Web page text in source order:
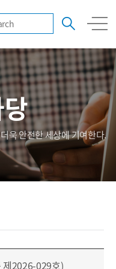
욱 안전한 세상에 기여한다.
제2026-029호)